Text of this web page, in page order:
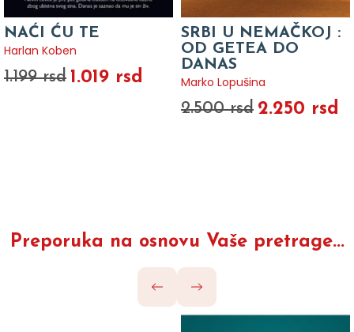
NAĆI ĆU TE
Harlan Koben
1.199 rsd 1.019 rsd
SRBI U NEMAČKOJ :
OD GETEA DO
DANAS
Marko Lopušina
2.500 rsd 2.250 rsd
Preporuka na osnovu Vaše pretrage...